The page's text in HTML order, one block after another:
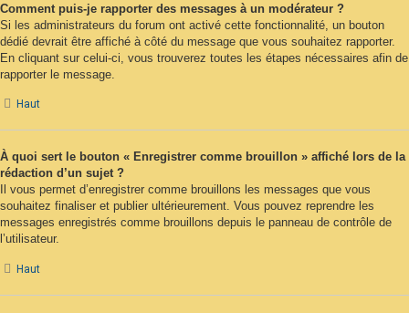
Comment puis-je rapporter des messages à un modérateur ?
Si les administrateurs du forum ont activé cette fonctionnalité, un bouton
dédié devrait être affiché à côté du message que vous souhaitez rapporter.
En cliquant sur celui-ci, vous trouverez toutes les étapes nécessaires afin de
rapporter le message.
Haut
À quoi sert le bouton « Enregistrer comme brouillon » affiché lors de la
rédaction d’un sujet ?
Il vous permet d’enregistrer comme brouillons les messages que vous
souhaitez finaliser et publier ultérieurement. Vous pouvez reprendre les
messages enregistrés comme brouillons depuis le panneau de contrôle de
l’utilisateur.
Haut